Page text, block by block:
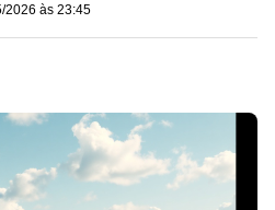
2026 às 23:45